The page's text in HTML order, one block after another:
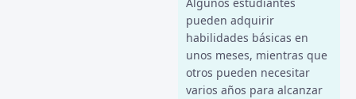
pueden adquirir
habilidades básicas en
unos meses, mientras que
otros pueden necesitar
varios años para alcanzar